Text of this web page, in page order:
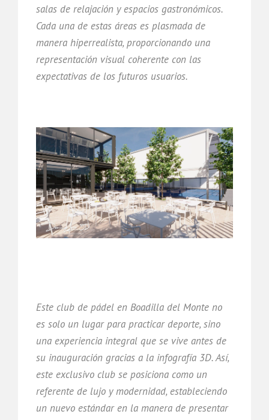
salas de relajación y espacios gastronómicos.
Cada una de estas áreas es plasmada de
manera hiperrealista, proporcionando una
representación visual coherente con las
expectativas de los futuros usuarios.
Este club de pádel en Boadilla del Monte no
es solo un lugar para practicar deporte, sino
una experiencia integral que se vive antes de
su inauguración gracias a la infografía 3D. Así,
este exclusivo club se posiciona como un
referente de lujo y modernidad, estableciendo
un nuevo estándar en la manera de presentar